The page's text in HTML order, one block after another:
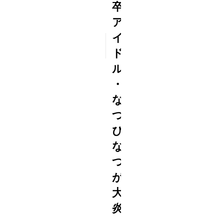
卒
ア
イ
ド
ル
・
な
つ
ぴ
な
つ
が
大
炎